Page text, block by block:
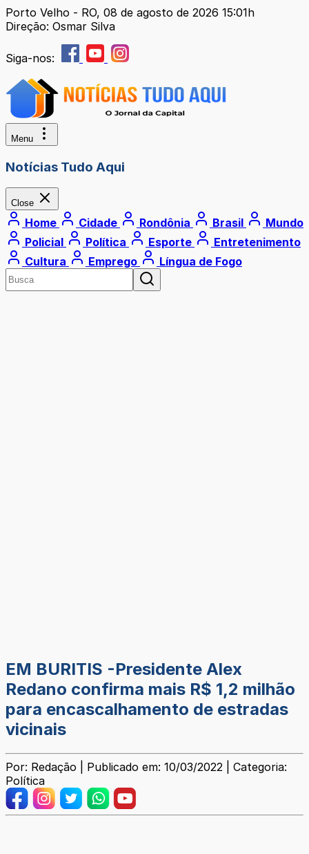
Porto Velho - RO, 08 de agosto de 2026 15:01h
Direção: Osmar Silva
Siga-nos:
Menu
Notícias Tudo Aqui
Close
Home Cidade Rondônia Brasil
Mundo
Policial
Política Esporte
Entretenimento
Cultura
Emprego Língua de Fogo
EM BURITIS -Presidente Alex
Redano confirma mais R$ 1,2 milhão
para encascalhamento de estradas
vicinais
Por: Redação | Publicado em: 10/03/2022 | Categoria:
Política